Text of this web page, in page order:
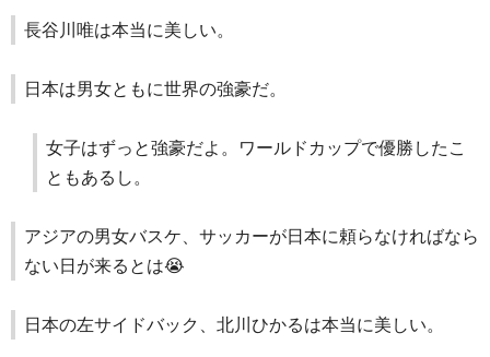
長谷川唯は本当に美しい。
日本は男女ともに世界の強豪だ。
女子はずっと強豪だよ。ワールドカップで優勝したこ
ともあるし。
アジアの男女バスケ、サッカーが日本に頼らなければなら
ない日が来るとは😭
日本の左サイドバック、北川ひかるは本当に美しい。